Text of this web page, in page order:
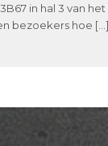
in hal 3 van
bezoekers hoe […]